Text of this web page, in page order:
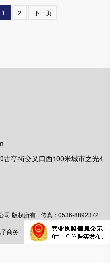
1 2 下一页
古亭街交叉口西100米城市之光4
司 版权所有
传真：0536-8892372
商务